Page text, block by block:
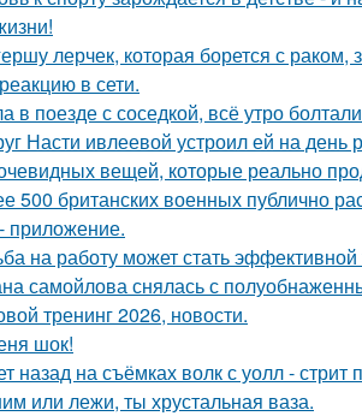
лерчек, которая борется с
в сети.
в поезде с соседкой, всё утро
Насти ивлеевой устроил ей на день
вещей, которые реально
500 британских военных публично
приложение.
на работу может стать эффективной
самойлова снялась с
тренинг 2026, новости.
шок!
назад на съёмках волк с уолл -
или лежи, ты хрустальная ваза.